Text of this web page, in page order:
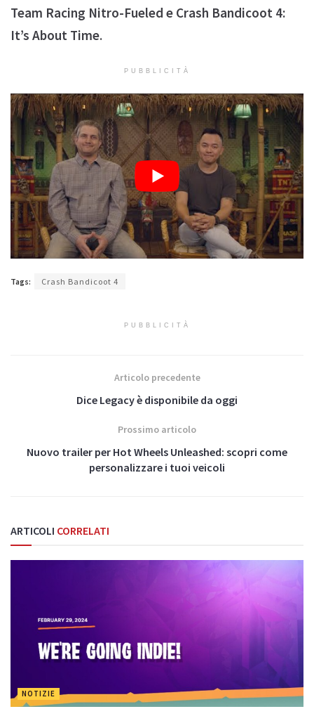
Team Racing Nitro-Fueled e Crash Bandicoot 4:
It’s About Time.
PUBBLICITÀ
Tags: Crash Bandicoot 4
PUBBLICITÀ
Articolo precedente
Dice Legacy è disponibile da oggi
Prossimo articolo
Nuovo trailer per Hot Wheels Unleashed: scopri come
personalizzare i tuoi veicoli
ARTICOLI CORRELATI
NOTIZIE